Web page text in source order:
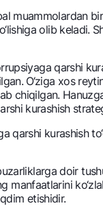
oltin quymalar
omonat
kursi
muammolardan
olib kеladi.
qarshi
O‘ziga xos
chiqilgan.
kurashish
kurashish
doir
manfaatlarini
etishidir.